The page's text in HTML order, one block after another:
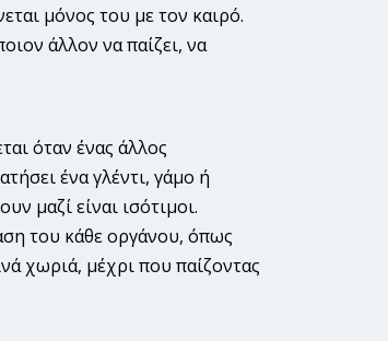
μόνος του με τον καιρό.
άλλον να παίζει, να
όταν ένας άλλος
ένα γλέντι, γάμο ή
μαζί είναι ισότιμοι.
του κάθε οργάνου, όπως
χωριά, μέχρι που παίζοντας